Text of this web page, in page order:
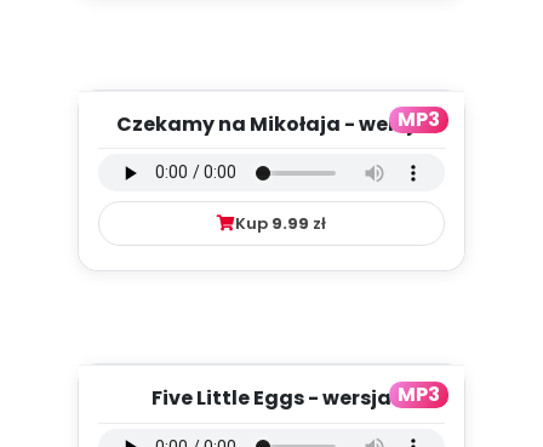
MP3
Czekamy na Mikołaja - wersja
Kup 9.99 zł
MP3
Five Little Eggs - wersja